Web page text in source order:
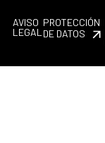
AVISO
LEGAL
PROTECCIÓN
DE DATOS